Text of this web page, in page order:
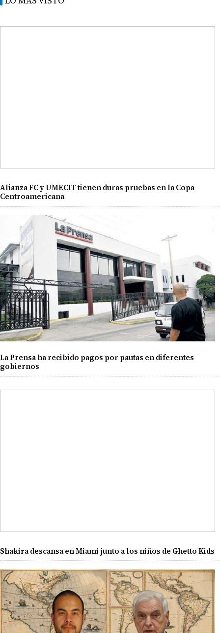
Alianza FC y UMECIT tienen duras pruebas en la Copa
Centroamericana
La Prensa ha recibido pagos por pautas en diferentes
gobiernos
Shakira descansa en Miami junto a los niños de Ghetto Kids